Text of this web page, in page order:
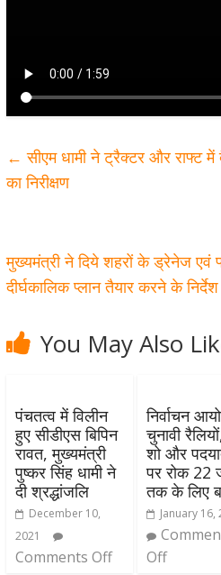
← सीएम धामी ने ट्रैक्टर और राफ्ट में
का निरीक्षण
मुख्यमंत्री ने दिये शहरों के ड्रेनेज एवं
दीर्घकालिक प्लान तैयार करने के निर्देश
You May Also
पंचतत्व में विलीन
हुए सीडीएस बिपिन
रावत, मुख्यमंत्री
पुष्कर सिंह धामी ने
दी श्रद्धांजलि
December 10,
2021
Comments Off
निर्वाचन
चुनावी
शो और
पर रोक 22
तक के लिए
January 16,
Off